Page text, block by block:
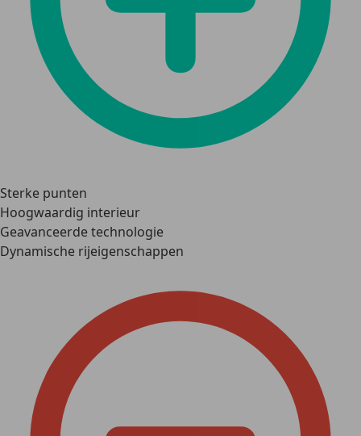
Sterke punten
Hoogwaardig interieur
Geavanceerde technologie
Dynamische rijeigenschappen